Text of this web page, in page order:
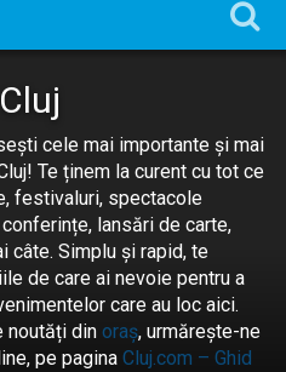
cele mai importante și mai
Te ținem la curent cu tot ce
festivaluri, spectacole
lansări de carte,
câte. Simplu și rapid, te
de care ai nevoie pentru a
care au loc aici.
noutăți din oraș, urmărește-ne
pe pagina Cluj.com – Ghid